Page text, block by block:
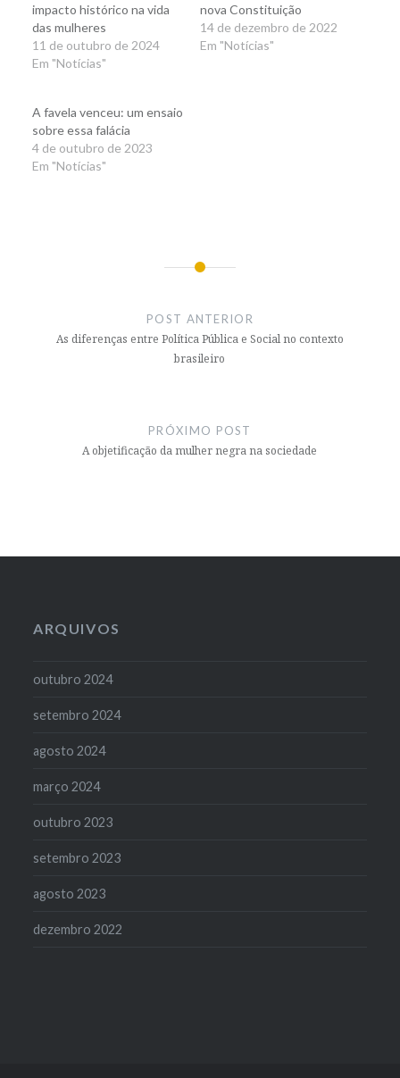
impacto histórico na vida
das mulheres
11 de outubro de 2024
Em "Notícias"
nova Constituição
14 de dezembro de 2022
Em "Notícias"
A favela venceu: um ensaio
sobre essa falácia
4 de outubro de 2023
Em "Notícias"
POST ANTERIOR
As diferenças entre Política Pública e Social no contexto
brasileiro
PRÓXIMO POST
A objetificação da mulher negra na sociedade
ARQUIVOS
outubro 2024
setembro 2024
agosto 2024
março 2024
outubro 2023
setembro 2023
agosto 2023
dezembro 2022